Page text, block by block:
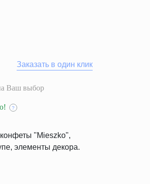
Заказать в один клик
Ваш выбор
?
"Mieszko",
элементы декора.